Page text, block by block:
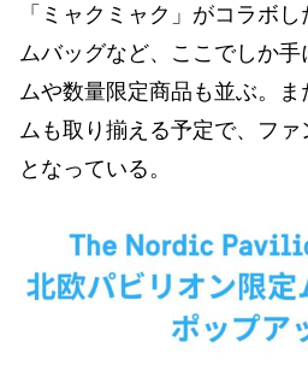
「ミャクミャク」がコラボ
ムバッグなど、ここでしか
ムや数量限定商品も並ぶ。
ムも取り揃える予定で、フ
となっている。